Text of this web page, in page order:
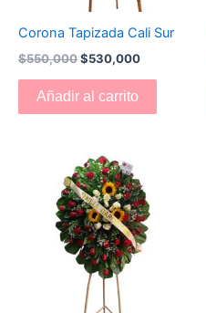
Corona Tapizada Cali Sur
$550,000$530,000
Añadir al carrito